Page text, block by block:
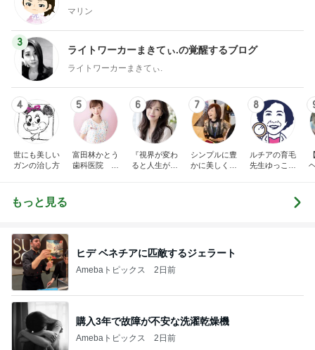
マリン
3
ライトワーカーまきてぃ.の覚醒するブログ
ライトワーカーまきてぃ.
4
世にも美しい
ガンの治し方
5
富田林かとう
歯科医院 み
6
『視界が変わ
ると人生が変
7
シンプルに豊
かに美しく自
8
ルチアの育毛
先生ゆっこち
もっと見る
ヒデ ベネチアに匹敵するジェラート
Amebaトピックス 2日前
購入3年で故障が不安な洗濯乾燥機
Amebaトピックス 2日前